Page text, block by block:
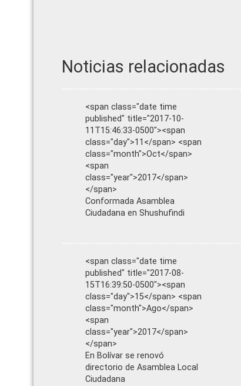
Noticias relacionadas
<span class="date time
published" title="2017-10-
11T15:46:33-0500"><span
class="day">11</span> <span
class="month">Oct</span>
<span
class="year">2017</span>
</span>
Conformada Asamblea
Ciudadana en Shushufindi
<span class="date time
published" title="2017-08-
15T16:39:50-0500"><span
class="day">15</span> <span
class="month">Ago</span>
<span
class="year">2017</span>
</span>
En Bolívar se renovó
directorio de Asamblea Local
Ciudadana